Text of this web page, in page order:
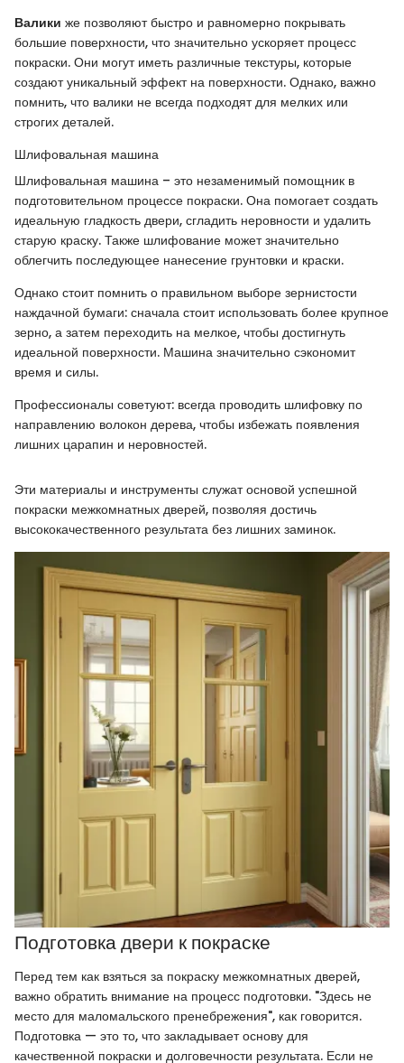
Валики же позволяют быстро и равномерно покрывать
большие поверхности, что значительно ускоряет процесс
покраски. Они могут иметь различные текстуры, которые
создают уникальный эффект на поверхности. Однако, важно
помнить, что валики не всегда подходят для мелких или
строгих деталей.
Шлифовальная машина
Шлифовальная машина – это незаменимый помощник в
подготовительном процессе покраски. Она помогает создать
идеальную гладкость двери, сгладить неровности и удалить
старую краску. Также шлифование может значительно
облегчить последующее нанесение грунтовки и краски.
Однако стоит помнить о правильном выборе зернистости
наждачной бумаги: сначала стоит использовать более крупное
зерно, а затем переходить на мелкое, чтобы достигнуть
идеальной поверхности. Машина значительно сэкономит
время и силы.
Профессионалы советуют: всегда проводить шлифовку по
направлению волокон дерева, чтобы избежать появления
лишних царапин и неровностей.
Эти материалы и инструменты служат основой успешной
покраски межкомнатных дверей, позволяя достичь
высококачественного результата без лишних заминок.
Подготовка двери к покраске
Перед тем как взяться за покраску межкомнатных дверей,
важно обратить внимание на процесс подготовки. "Здесь не
место для маломальского пренебрежения", как говорится.
Подготовка — это то, что закладывает основу для
качественной покраски и долговечности результата. Если не